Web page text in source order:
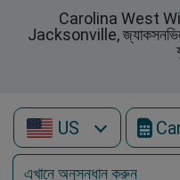
Carolina West
Jacksonville,
US